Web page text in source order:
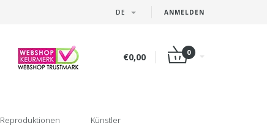
ANMELDEN
DE
€0,00 0
Reproduktionen Künstler